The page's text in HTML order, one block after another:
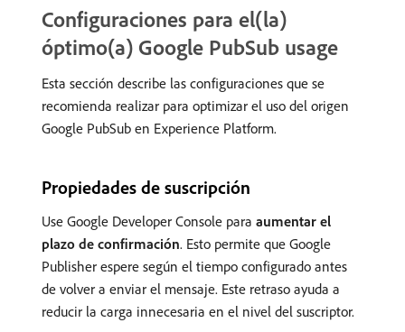
Configuraciones para el(la)
óptimo(a) Google PubSub usage
Esta sección describe las configuraciones que se
recomienda realizar para optimizar el uso del origen
Google PubSub en Experience Platform.
Propiedades de suscripción
Use Google Developer Console para aumentar el
plazo de confirmación. Esto permite que Google
Publisher espere según el tiempo configurado antes
de volver a enviar el mensaje. Este retraso ayuda a
reducir la carga innecesaria en el nivel del suscriptor.